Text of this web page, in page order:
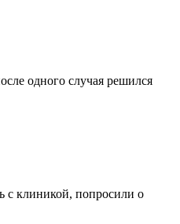
одного случая решился
с клиникой, попросили о